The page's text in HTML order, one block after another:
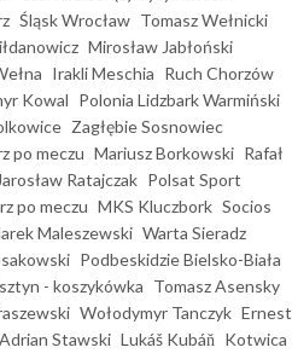
Śląsk Wrocław Tomasz Wełnicki
Mirosław Jabłoński
Irakli Meschia Ruch Chorzów
Kowal Polonia Lidzbark Warmiński
Zagłębie Sosnowiec
po meczu Mariusz Borkowski Rafał
Jarosław Ratajczak Polsat Sport
po meczu MKS Kluczbork Socios
Maleszewski Warta Sieradz
Podbeskidzie Bielsko-Biała
- koszykówka Tomasz Asensky
Wołodymyr Tanczyk Ernest
Adrian Stawski Lukáš Kubáň Kotwica